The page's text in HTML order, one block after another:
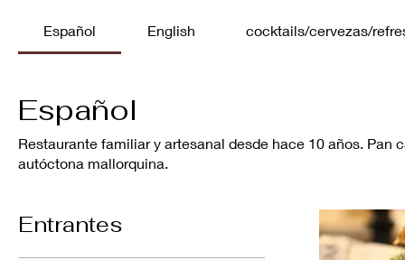
Español English cocktails/cervezas/
Español
Restaurante familiar y artesanal desde hace 10 años.
autóctona mallorquina.
Entrantes